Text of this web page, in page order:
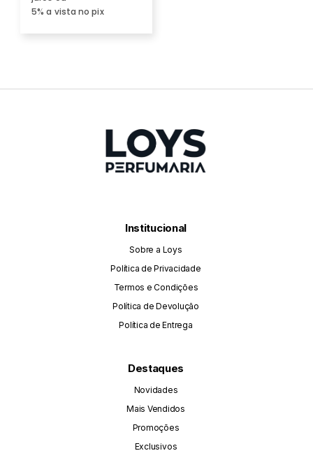
5% a vista no pix
Institucional
Sobre a Loys
Política de Privacidade
Termos e Condições
Política de Devolução
Política de Entrega
Destaques
Novidades
Mais Vendidos
Promoções
Exclusivos